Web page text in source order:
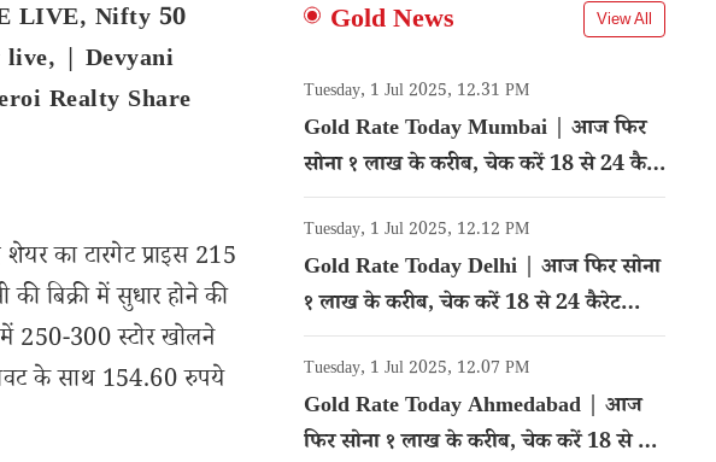
LIVE, Nifty 50
live, | Devyani
Realty Share
का टारगेट प्राइस 215
बिक्री में सुधार होने की
में 250-300 स्टोर खोलने
के साथ 154.60 रुपये
Gold News View All
Tuesday, 1 Jul 2025, 12.31 PM
Gold Rate Today Mumbai | आज फिर
सोना १ लाख के करीब, चेक करें 18 से 24 कैरेट
गोल्ड का रेट
Tuesday, 1 Jul 2025, 12.12 PM
Gold Rate Today Delhi | आज फिर सोना
१ लाख के करीब, चेक करें 18 से 24 कैरेट
गोल्ड का रेट
Tuesday, 1 Jul 2025, 12.07 PM
Gold Rate Today Ahmedabad | आज
फिर सोना १ लाख के करीब, चेक करें 18 से 24